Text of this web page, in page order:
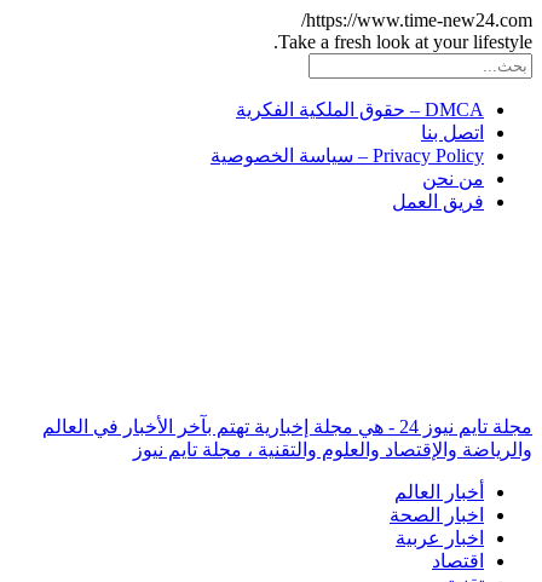
https://www.time-
Take a fresh look at your
DMCA – حقوق الملكية الفكرية
اتصل بنا
Privacy Policy – سياسة الخصوصية
من نحن
فريق العمل
مجلة تايم نيوز 24 - هي مجلة إخبارية تهتم بآخر الأخبار في العالم
والإقتصاد والعلوم والتقنية ، مجلة تايم نيوز
أخبار العالم
اخبار الصحة
اخبار عربية
اقتصاد